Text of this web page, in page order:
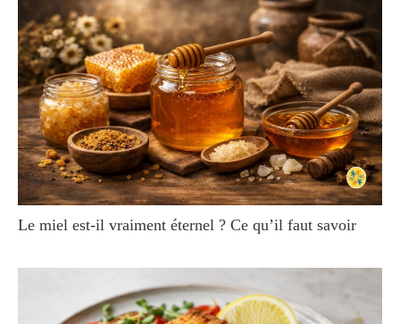
Le miel est-il vraiment éternel ? Ce qu’il faut savoir